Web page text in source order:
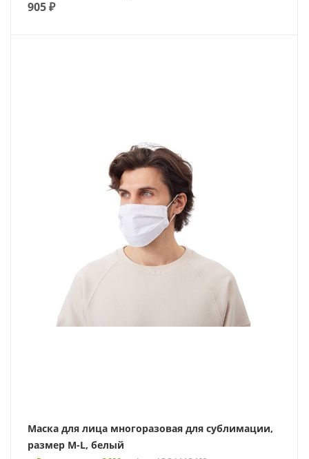
905₽
Маска для лица многоразовая для сублимации,
размер M-L, белый